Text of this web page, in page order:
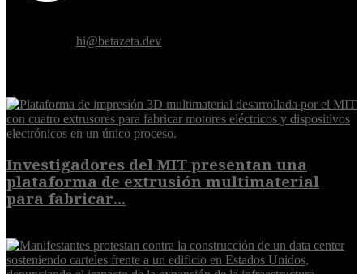
hi@betazeta.dev
Investigadores del MIT presentan una
plataforma de extrusión multimaterial
para fabricar...